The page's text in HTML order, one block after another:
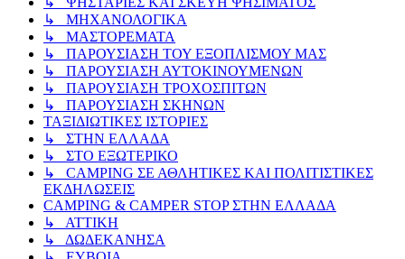
↳ ΜΗΧΑΝΟΛΟΓΙΚΑ
↳ ΜΑΣΤΟΡΕΜΑΤΑ
↳ ΠΑΡΟΥΣΙΑΣΗ ΤΟΥ ΕΞΟΠΛΙΣΜΟΥ ΜΑΣ
↳ ΠΑΡΟΥΣΙΑΣΗ ΑΥΤΟΚΙΝΟΥΜΕΝΩΝ
↳ ΠΑΡΟΥΣΙΑΣΗ ΤΡΟΧΟΣΠΙΤΩΝ
↳ ΠΑΡΟΥΣΙΑΣΗ ΣΚΗΝΩΝ
ΤΑΞΙΔΙΩΤΙΚΕΣ ΙΣΤΟΡΙΕΣ
↳ ΣΤΗΝ ΕΛΛΑΔΑ
↳ ΣΤΟ ΕΞΩΤΕΡΙΚΟ
↳ CAMPING ΣΕ ΑΘΛΗΤΙΚΕΣ ΚΑΙ ΠΟΛΙΤΙΣΤΙΚΕΣ
ΕΚΔΗΛΩΣΕΙΣ
CAMPING & CAMPER STOP ΣΤΗN ΕΛΛΑΔΑ
↳ ΑΤΤΙΚΗ
↳ ΔΩΔΕΚΑΝΗΣΑ